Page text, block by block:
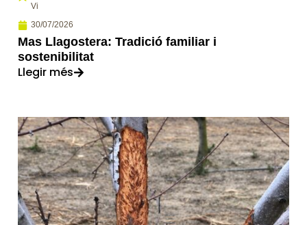
Vi
30/07/2026
Mas Llagostera: Tradició familiar i
sostenibilitat
Llegir més